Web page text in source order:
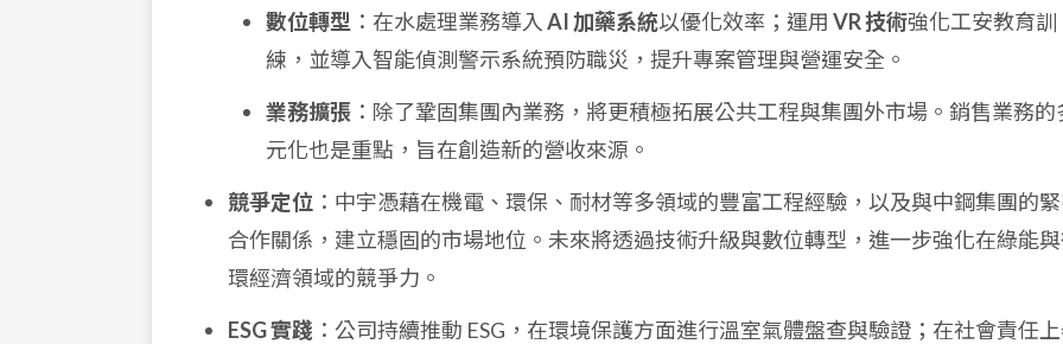
數位轉型 ：在水處理業務導入 AI 加藥系統以優化效率；運用 VR 技術強化工安教育訓
練，並導入智能偵測警示系統預防職災，提升專案管理與營運安全。
業務擴張 ：除了鞏固集團內業務，將更積極拓展公共工程與集團外市場。銷售業務的
元化也是重點，旨在創造新的營收來源。
競爭定位 ：中宇憑藉在機電、環保、耐材等多領域的豐富工程經驗，以及與中鋼集團的
合作關係，建立穩固的市場地位。未來將透過技術升級與數位轉型，進一步強化在綠能
環經濟領域的競爭力。
ESG 實踐 ：公司持續推動 ESG，在環境保護方面進行溫室氣體盤查與驗證；在社會責任